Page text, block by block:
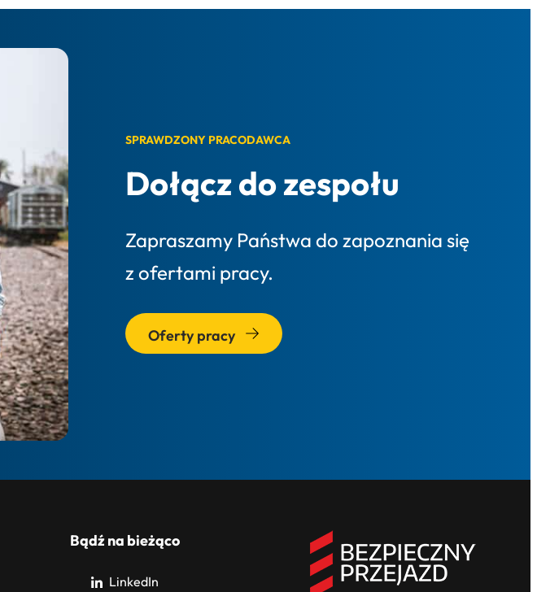
SPRAWDZONY PRACODAWCA
Dołącz do zespołu
Zapraszamy Państwa do zapoznania się
z ofertami pracy.
Oferty pracy
Bądź na bieżąco
LinkedIn